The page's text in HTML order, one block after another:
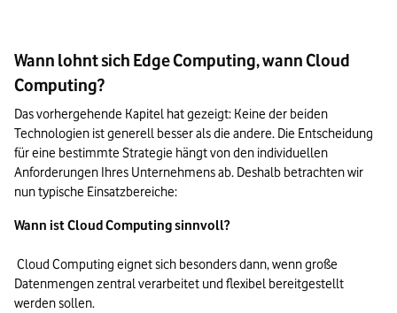
Wann lohnt sich Edge Computing, wann Cloud
Computing?
Das vorhergehende Kapitel hat gezeigt: Keine der beiden
Technologien ist generell besser als die andere. Die Entscheidung
für eine bestimmte Strategie hängt von den individuellen
Anforderungen Ihres Unternehmens ab. Deshalb betrachten wir
nun typische Einsatzbereiche:
Wann ist Cloud Computing sinnvoll?
Datenmengen zentral verarbeitet und flexibel bereitgestellt
werden sollen.